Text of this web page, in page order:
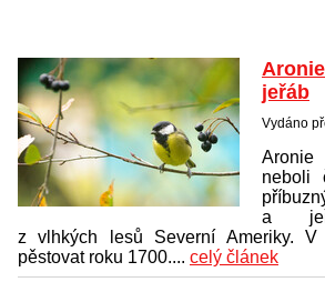
jeřáb
Vydáno
neboli
a
z vlhkých lesů Severní Ameriky.
pěstovat roku 1700.... celý článek